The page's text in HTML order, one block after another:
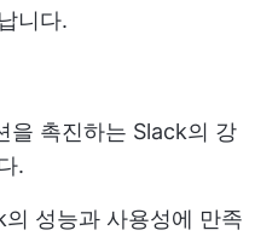
니다.
을 촉진하는 Slack의 강
.
성능과 사용성에 만족